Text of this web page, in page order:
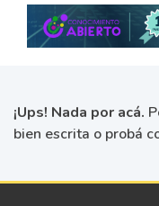
¡Ups! Nada por acá.
bien escrita o probá